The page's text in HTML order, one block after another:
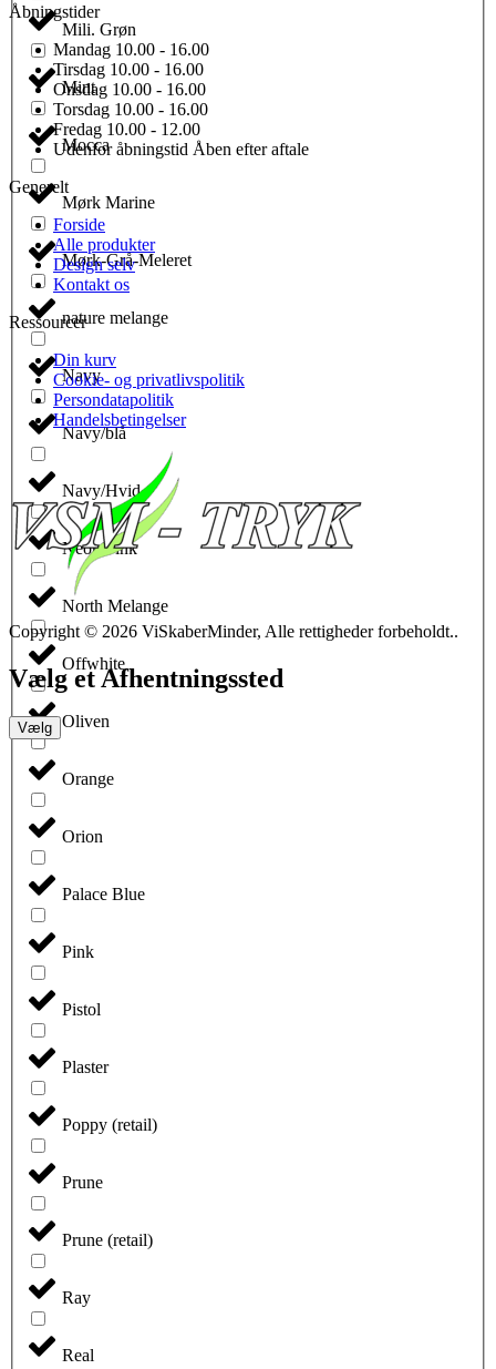
Mili. Grøn
Mint
Mocca
Mørk Marine
Mørk-Grå-Meleret
nature melange
Navy
Navy/blå
Navy/Hvid
Neon Pink
North Melange
Offwhite
Oliven
Orange
Orion
Palace Blue
Pink
Pistol
Plaster
Poppy (retail)
Prune
Prune (retail)
Ray
Real
Åbningstider
Mandag 10.00 - 16.00
Tirsdag 10.00 - 16.00
Onsdag 10.00 - 16.00
Torsdag 10.00 - 16.00
Fredag 10.00 - 12.00
Udenfor åbningstid Åben efter aftale
Generelt
Forside
Alle produkter
Design selv
Kontakt os
Ressourcer
Din kurv
Cookie- og privatlivspolitik
Persondatapolitik
Handelsbetingelser
Copyright © 2026 ViSkaberMinder, Alle rettigheder forbeholdt..
Vælg et Afhentningssted
Vælg